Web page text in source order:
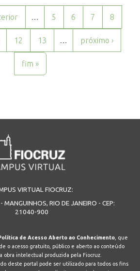
… 5 6 7 8
12 13 … próximo ›
fim »
VIRTUAL FIOCRUZ:
MANGUINHOS, RIO DE JANEIRO - CEP:
21040-900
de Acesso Aberto ao Conhecimento, que
o acesso gratuito, público e aberto ao conteúdo
obra intelectual produzida pela Fiocruz.
deste portal pode ser utilizado para todos os fins